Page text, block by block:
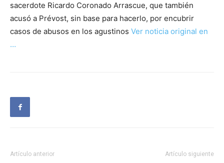
sacerdote Ricardo Coronado Arrascue, que también
acusó a Prévost, sin base para hacerlo, por encubrir
casos de abusos en los agustinos Ver noticia original en
…
Artículo anterior Artículo siguiente